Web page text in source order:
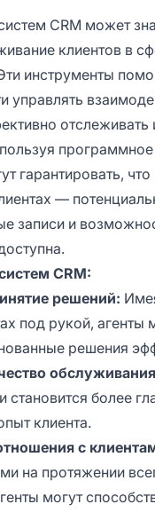
CRM может
клиентов в
инструменты
управлять
отслеживать
гарантировать, что
—
записи и
CRM:
решений:
под рукой, агенты
решения
становится более
клиента.
с
на протяжении
могут